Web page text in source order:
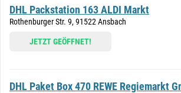
DHL Packstation 163 ALDI Markt
Rothenburger Str. 9, 91522 Ansbach
JETZT GEÖFFNET!
DHL Paket Box 470 REWE Regiemarkt